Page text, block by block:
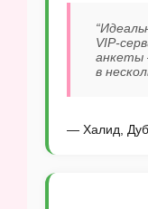
VIP-
анкеты
в
— Халид,